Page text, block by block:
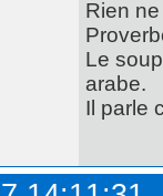
Rien
Le
arabe.
Il parle